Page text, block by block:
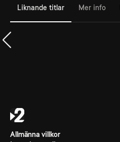
Liknande titlar Mer info
Allmänna villkor